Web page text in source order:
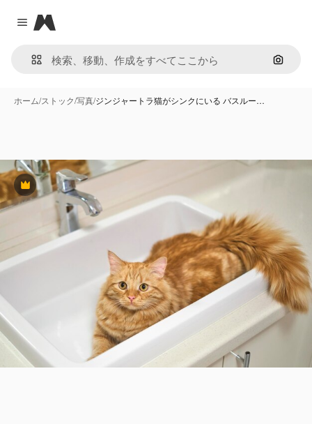
Close menu
Magnific
画像で
ホーム/ストック/写真/ジンジャートラ猫がシンクにいる バスルー…
Premium